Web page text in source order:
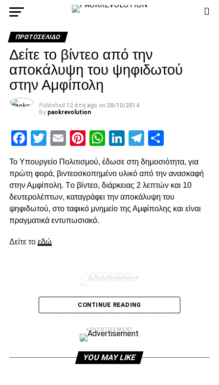
ΠΡΩΤΟΣΈΛΙΔΟ
Δείτε το βίντεο από την
αποκάλυψη του ψηφιδωτού
στην Αμφίπολη
Published 12 έτη ago on 28/10/2014
By paokrevolution
Facebook
Twitter
EmailPinterest
WhatsApp
LinkedIn
Telegram
Το Υπουργείο Πολιτισμού, έδωσε στη δημοσιότητα, για
πρώτη φορά, βιντεοσκοπημένο υλικό από την ανασκαφή
στην Αμφίπολη. Tο βίντεο, διάρκειας 2 λεπτών και 10
δευτερολέπτων, καταγράφει την αποκάλυψη του
ψηφιδωτού, στο ταφικό μνημείο της Αμφίπολης και είναι
πραγματικά εντυπωσιακό.
Δείτε το εδώ
ADVERTISEMENT
Facebook
Twitter
Email
Pinterest
WhatsApp
LinkedIn
CONTINUE READING
ADVERTISEMENT
YOU MAY LIKE